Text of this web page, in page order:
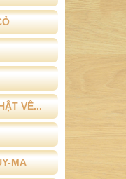
VỀ...
MA